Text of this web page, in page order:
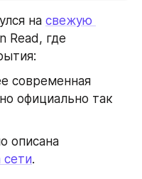
на свежую
Read, где
современная
официально так
сети.